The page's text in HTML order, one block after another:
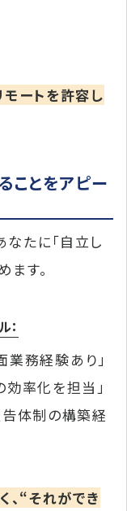
ートを許容し
ことをアピー
たに「自立し
ます。
務経験あり」
効率化を担当」
告体制の構築経
、“それができ